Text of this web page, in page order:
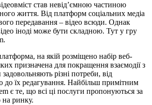
став невід’ємною частиною
життя. Від платформ соціальних медіа
передавання – відео всюди. Однак
іноді може бути складною. Тут у гру
на якій розміщено набір веб-
призначена для покращення взаємодії з
різні потреби, від
до їх редагування. Найбільш примітним
є те, що всі ці послуги пропонуються за
ринку.